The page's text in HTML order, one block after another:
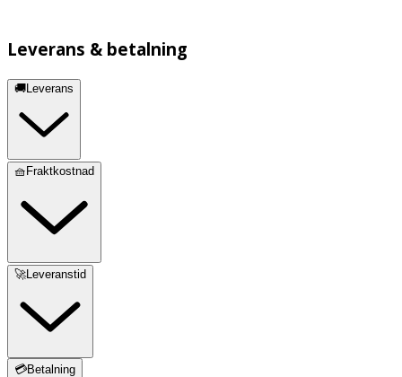
Leverans & betalning
🚚Leverans
🧺Fraktkostnad
🚀Leveranstid
💳Betalning